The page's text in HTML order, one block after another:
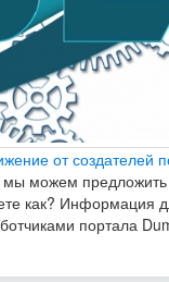
от создателей
мы можем
как? Информация
портала